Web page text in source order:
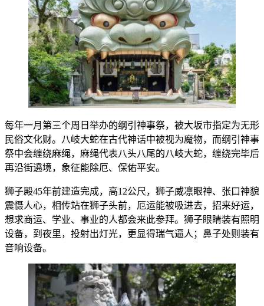
每年一月第三个周日举办的纲引神事祭，被大坂市指定为无形
民俗文化财。八岐大蛇在古代神话中被视为魔物，而纲引神事
祭中会缠绕麻绳，麻绳代表八头八尾的八岐大蛇，缠绕完毕后
再沿街遶境，象征能除厄、保佑平安。
狮子殿45年前建造完成，高12公尺，狮子威凛眼神、张口神貌
震慑人心，相传站在狮子头前，厄运能被吸进去，招来好运，
想求商运、学业、事业的人都会来此参拜。狮子眼睛装有照明
设备，到夜里，投射出灯光，更显得瑞气逼人；鼻子处则装有
音响设备。